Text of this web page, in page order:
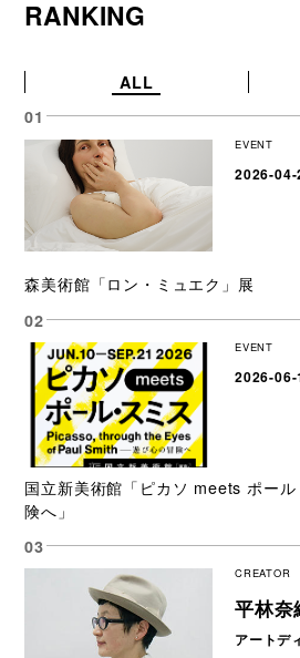
RANKING
ALL
EVENT
2026-
森美術館「ロン・ミュエク」展
EVENT
2026-
国立新美術館「ピカソ meets ポー
険へ」
CREATOR
平林奈
アートデ